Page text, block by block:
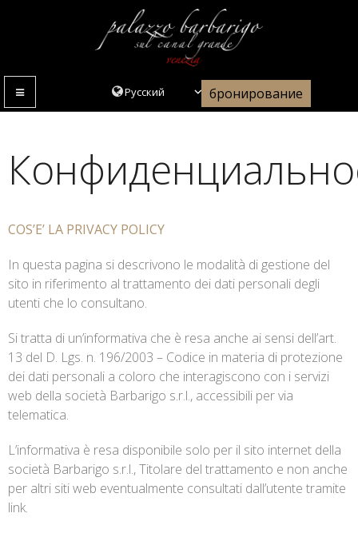
бронирование
COS’E’ LA PRIVACY POLICY
In questa pagina si descrivono le modalità di gestione del
sito in riferimento al trattamento dei dati personali degli
utenti che lo consultano.
Si tratta di un’informativa che è resa anche ai sensi dell’art.
13 del D. Lgs. n. 196/2003 – Codice in materia di protezione
dei dati personali a coloro che interagiscono con i servizi
web della società Barbarigo s.r.l., accessibili per via
telematica.
L’informativa è resa disponibile solo per il sito internet della
società Barbarigo s.r.l., Titolare del trattamento e non anche
per altri siti web eventualmente consultati dall’utente tramite
link.